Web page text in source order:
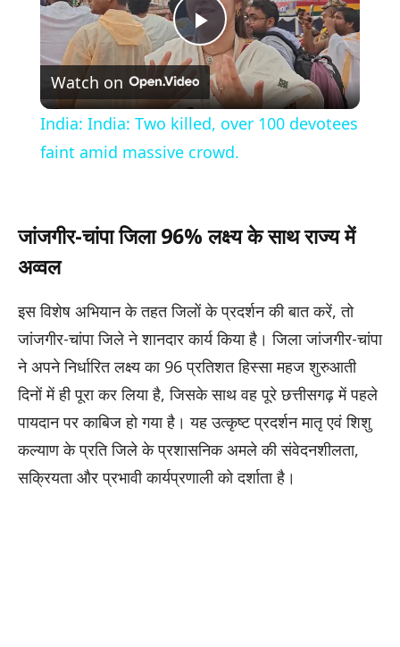
Play
Video
Watch on
India: India: Two killed, over 100 devotees
faint amid massive crowd.
जांजगीर-चांपा जिला 96% लक्ष्य के साथ राज्य में
अव्वल
इस विशेष अभियान के तहत जिलों के प्रदर्शन की बात करें, तो
जांजगीर-चांपा जिले ने शानदार कार्य किया है। जिला जांजगीर-चांपा
ने अपने निर्धारित लक्ष्य का 96 प्रतिशत हिस्सा महज शुरुआती
दिनों में ही पूरा कर लिया है, जिसके साथ वह पूरे छत्तीसगढ़ में पहले
पायदान पर काबिज हो गया है। यह उत्कृष्ट प्रदर्शन मातृ एवं शिशु
कल्याण के प्रति जिले के प्रशासनिक अमले की संवेदनशीलता,
सक्रियता और प्रभावी कार्यप्रणाली को दर्शाता है।